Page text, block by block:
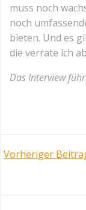
muss noch
noch
bieten. Und es
die verrate ich
Das Interview
Post
Vorheriger